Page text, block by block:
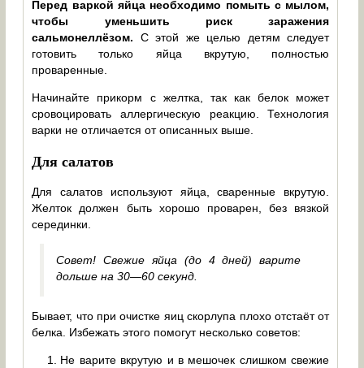
Перед варкой яйца необходимо помыть с мылом,
чтобы уменьшить риск заражения
сальмонеллёзом. С этой же целью детям следует
готовить только яйца вкрутую, полностью
проваренные.
Начинайте прикорм с желтка, так как белок может
сровоцировать аллергическую реакцию. Технология
варки не отличается от описанных выше.
Для салатов
Для салатов используют яйца, сваренные вкрутую.
Желток должен быть хорошо проварен, без вязкой
серединки.
Совет! Свежие яйца (до 4 дней) варите
дольше на 30—60 секунд.
Бывает, что при очистке яиц скорлупа плохо отстаёт от
белка. Избежать этого помогут несколько советов:
Не варите вкрутую и в мешочек слишком свежие